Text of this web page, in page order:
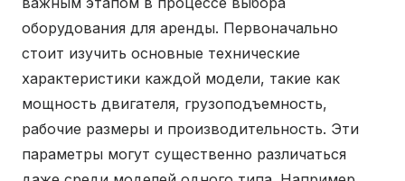
оборудования для аренды. Первоначально
стоит изучить основные технические
характеристики каждой модели, такие как
мощность двигателя, грузоподъемность,
рабочие размеры и производительность. Эти
параметры могут существенно различаться